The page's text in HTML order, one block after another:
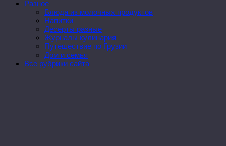
Разное
Блюда из молочных продуктов
Напитки
Десерты разные
Журналы кулинария
Путешествие по Грузии
Дом и семья
Все рубрики сайта